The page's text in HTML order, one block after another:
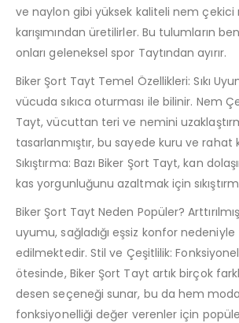
ve naylon gibi yüksek kaliteli nem
karışımından üretilirler. Bu tulumların
onları geleneksel spor Taytından ayırır.
Biker Şort Tayt Temel Özellikleri: Sıkı
vücuda sıkıca oturması ile bilinir. Nem
Tayt, vücuttan teri ve nemini
tasarlanmıştır, bu sayede kuru ve rahat
Sıkıştırma: Bazı Biker Şort Tayt, kan
kas yorgunluğunu azaltmak için
Biker Şort Tayt Neden Popüler? Arttırılmış
uyumu, sağladığı eşsiz konfor
edilmektedir. Stil ve Çeşitlilik:
ötesinde, Biker Şort Tayt artık birçok
desen seçeneği sunar, bu da hem
fonksiyonelliği değer verenler için